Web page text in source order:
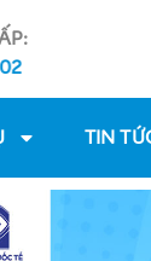
8:00 -
TIN